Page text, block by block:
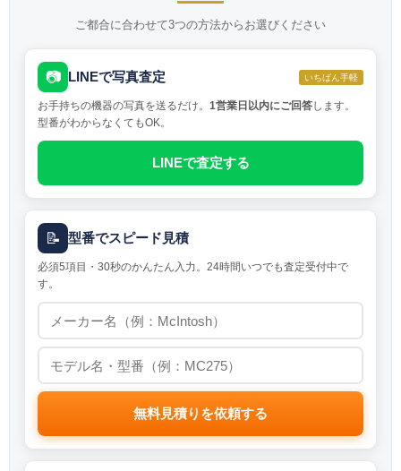
ご都合に合わせて3つの方法からお選びください
📷 LINEで写真査定 いちばん手軽
お手持ちの機器の写真を送るだけ。 1営業日以内にご回答します。
型番がわからなくてもOK。
LINEで査定する
📝 型番でスピード見積
必須5項目・30秒のかんたん入力。24時間いつでも査定受付中で
す。
無料見積りを依頼する